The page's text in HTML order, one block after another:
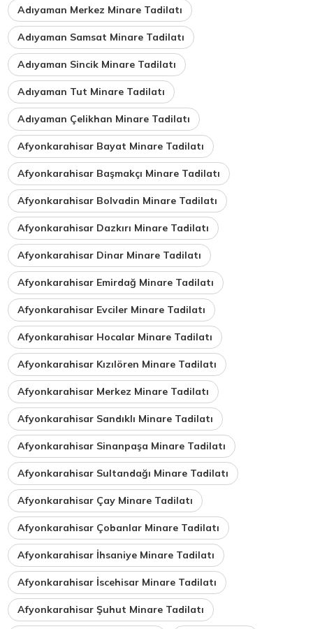
Adıyaman Merkez Minare Tadilatı
Adıyaman Samsat Minare Tadilatı
Adıyaman Sincik Minare Tadilatı
Adıyaman Tut Minare Tadilatı
Adıyaman Çelikhan Minare Tadilatı
Afyonkarahisar Bayat Minare Tadilatı
Afyonkarahisar Başmakçı Minare Tadilatı
Afyonkarahisar Bolvadin Minare Tadilatı
Afyonkarahisar Dazkırı Minare Tadilatı
Afyonkarahisar Dinar Minare Tadilatı
Afyonkarahisar Emirdağ Minare Tadilatı
Afyonkarahisar Evciler Minare Tadilatı
Afyonkarahisar Hocalar Minare Tadilatı
Afyonkarahisar Kızılören Minare Tadilatı
Afyonkarahisar Merkez Minare Tadilatı
Afyonkarahisar Sandıklı Minare Tadilatı
Afyonkarahisar Sinanpaşa Minare Tadilatı
Afyonkarahisar Sultandağı Minare Tadilatı
Afyonkarahisar Çay Minare Tadilatı
Afyonkarahisar Çobanlar Minare Tadilatı
Afyonkarahisar İhsaniye Minare Tadilatı
Afyonkarahisar İscehisar Minare Tadilatı
Afyonkarahisar Şuhut Minare Tadilatı